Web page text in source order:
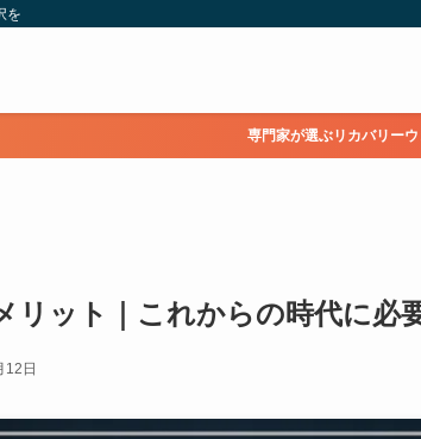
を
専門家が選ぶリカバリー
リット｜これからの時代に必
12日